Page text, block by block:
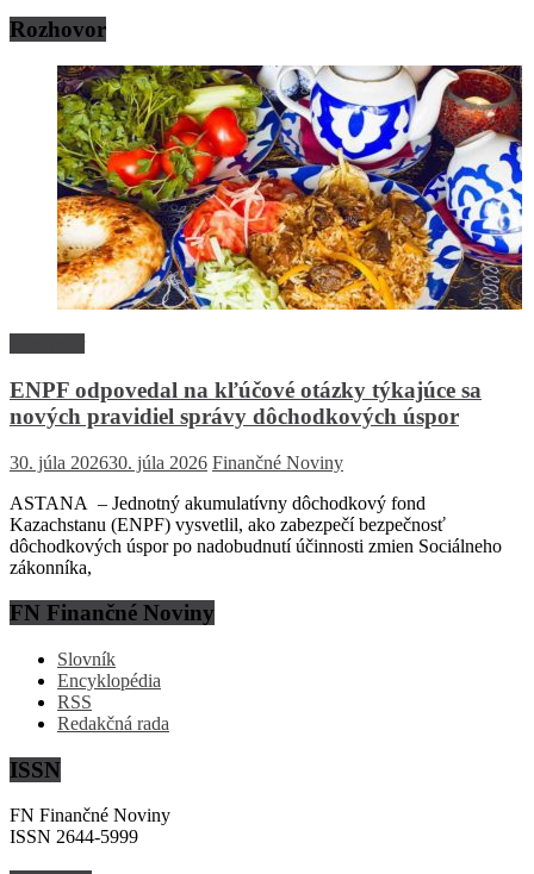
Rozhovor
ENPF odpovedal na kľúčové otázky týkajúce sa
nových pravidiel správy dôchodkových úspor
30. júla 202630. júla 2026 Finančné Noviny
ASTANA – Jednotný akumulatívny dôchodkový fond
Kazachstanu (ENPF) vysvetlil, ako zabezpečí bezpečnosť
dôchodkových úspor po nadobudnutí účinnosti zmien Sociálneho
zákonníka,
FN Finančné Noviny
Slovník
Encyklopédia
RSS
Redakčná rada
ISSN
FN Finančné Noviny
ISSN 2644-5999